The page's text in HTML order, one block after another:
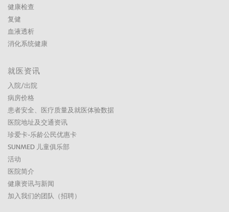
健康检查
复健
血液透析
消化系统健康
就医资讯
入院/出院
病房价格
患者安全、医疗质量及就医体验数据
医院地址及交通资讯
珍爱卡-乐龄公民优惠卡
SUNMED 儿童俱乐部
活动
医院简介
健康资讯与新闻
加入我们的团队（招聘）